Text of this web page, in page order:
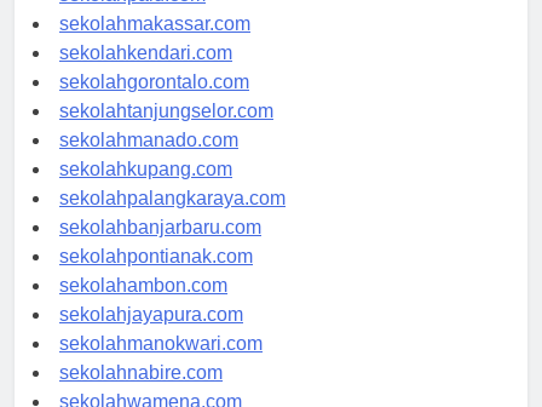
sekolahpalu.com
sekolahmakassar.com
sekolahkendari.com
sekolahgorontalo.com
sekolahtanjungselor.com
sekolahmanado.com
sekolahkupang.com
sekolahpalangkaraya.com
sekolahbanjarbaru.com
sekolahpontianak.com
sekolahambon.com
sekolahjayapura.com
sekolahmanokwari.com
sekolahnabire.com